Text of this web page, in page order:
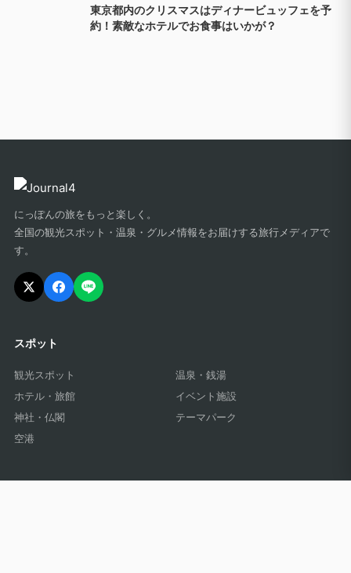
東京都内のクリスマスはディナービュッフェを予
約！素敵なホテルでお食事はいかが？
にっぽんの旅をもっと楽しく。
全国の観光スポット・温泉・グルメ情報をお届けする旅行メディアで
す。
スポット
観光スポット
温泉・銭湯
ホテル・旅館
イベント施設
神社・仏閣
テーマパーク
空港